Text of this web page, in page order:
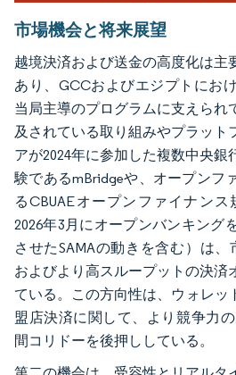
市場機会と将来展望
越境決済および送金の高度化は主
あり、GCCおよびエジプトにお
当局主導のプログラムに支えられ
及されている取り組みやプラット
アが2024年に参加した複数中央銀
験であるmBridgeや、オープンフ
るCBUAEオープンファイナンス
2026年3月にオープンバンキング
させたSAMAの動きを含む）は
およびより高スループットの決済
ている。この方向性は、ウォレッ
盟店決済に関して、より競争力
間コリドーを後押ししている。